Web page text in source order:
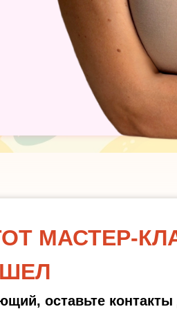
оставьте контакты
МАСТЕР-